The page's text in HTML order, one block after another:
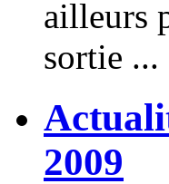
ailleurs
sortie ...
2009